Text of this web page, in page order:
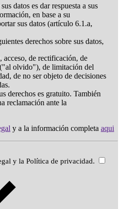
datos es dar respuesta a sus
en base a su
sus datos (artículo 6.1.a,
derechos sobre sus datos,
de rectificación, de
olvido"), de limitación del
de no ser objeto de decisiones
derechos es gratuito. También
reclamación ante la
y a la información completa aqui
y la Política de privacidad.